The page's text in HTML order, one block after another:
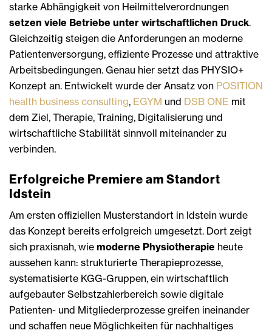
starke Abhängigkeit von Heilmittelverordnungen
setzen viele Betriebe unter wirtschaftlichen Druck.
Gleichzeitig steigen die Anforderungen an moderne
Patientenversorgung, effiziente Prozesse und attraktive
Arbeitsbedingungen. Genau hier setzt das PHYSIO+
Konzept an. Entwickelt wurde der Ansatz von POSITION
health business consulting, EGYM und DSB ONE mit
dem Ziel, Therapie, Training, Digitalisierung und
wirtschaftliche Stabilität sinnvoll miteinander zu
verbinden.
Erfolgreiche Premiere am Standort
Idstein
Am ersten offiziellen Musterstandort in Idstein wurde
das Konzept bereits erfolgreich umgesetzt. Dort zeigt
sich praxisnah, wie moderne Physiotherapie heute
aussehen kann: strukturierte Therapieprozesse,
systematisierte KGG-Gruppen, ein wirtschaftlich
aufgebauter Selbstzahlerbereich sowie digitale
Patienten- und Mitgliederprozesse greifen ineinander
und schaffen neue Möglichkeiten für nachhaltiges